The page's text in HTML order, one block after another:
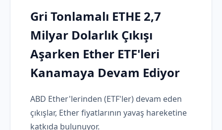
Gri Tonlamalı ETHE 2,7
Milyar Dolarlık Çıkışı
Aşarken Ether ETF'leri
Kanamaya Devam Ediyor
ABD Ether'lerinden (ETF'ler) devam eden
çıkışlar, Ether fiyatlarının yavaş hareketine
katkıda bulunuyor.